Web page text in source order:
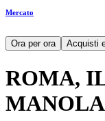
Mercato
Ora per ora Acquisti
ROMA,